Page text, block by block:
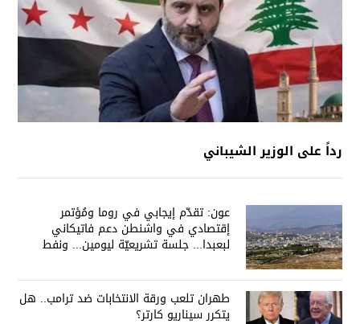
رداً على الوزير الشيباني
عون: تقدّم إيجابي في روما ومُؤتمر
إقتصادي في واشنطن دعم فاتيكاني
لبعبدا... جلسة تشريعيّة ليومين... ونفط
طهران تلعب ورقة الانتخابات ضد ترامب.. هل
يتكرر سيناريو كارتر؟